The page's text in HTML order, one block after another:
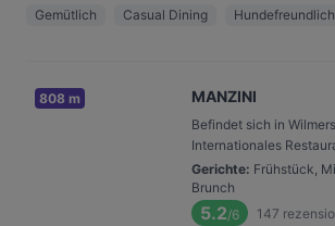
Gemütlich Casual Dining Hundefreundlich
808 m MANZINI
Befindet sich in
Internationales
Gerichte: Frühstück,
Brunch
5.2/6 147